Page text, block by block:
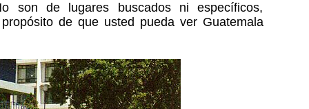
son de lugares buscados ni específicos,
de que usted pueda ver Guatemala